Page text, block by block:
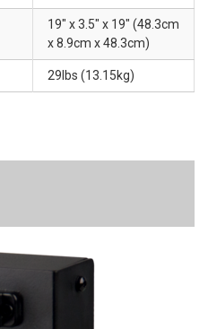
19" x 3.5" x 19" (48.3cm
x 8.9cm x 48.3cm)
29lbs (13.15kg)